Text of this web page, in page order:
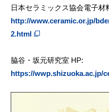
日本セラミックス協会電子材
http://www.ceramic.or.jp/
2.html
脇谷・坂元研究室 HP:
https://wwp.shizuoka.ac.jp/